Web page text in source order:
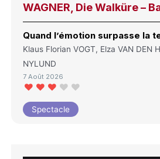
WAGNER, Die Walküre –
Quand l’émotion surpasse la
Klaus Florian VOGT, Elza VAN DEN
NYLUND
7 Août 2026
Spectacle